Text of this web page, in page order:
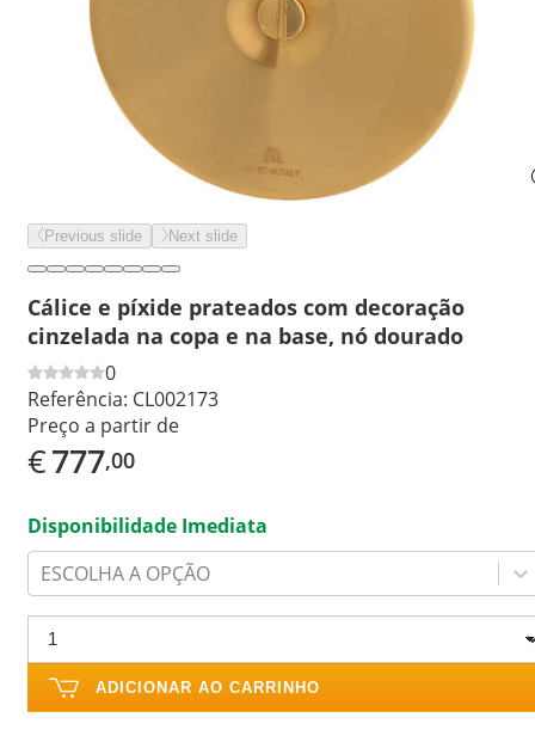
Previous slide Next slide
Cálice e píxide prateados com decoração
cinzelada na copa e na base, nó dourado
0
Referência: CL002173
Preço a partir de
€777,00
Disponibilidade Imediata
ESCOLHA A OPÇÃO
ADICIONAR AO CARRINHO